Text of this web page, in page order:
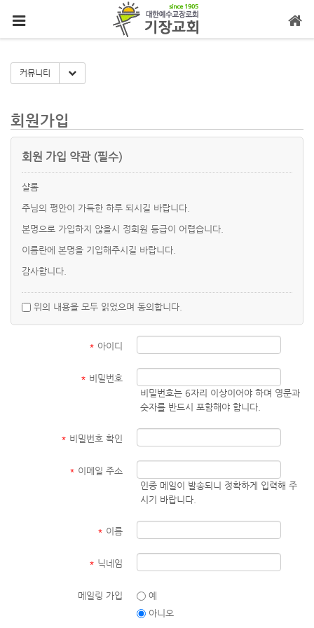
커뮤니티 Toggle Dropdown
회원가입
회원 가입 약관 (필수)
샬롬
주님의 평안이 가득한 하루 되시길 바랍니다.
본명으로 가입하지 않을시 정회원 등급이 어렵습니다.
이름란에 본명을 기입해주시길 바랍니다.
감사합니다.
위의 내용을 모두 읽었으며 동의합니다.
* 아이디
* 비밀번호
비밀번호는 6자리 이상이어야 하며 영문과
숫자를 반드시 포함해야 합니다.
* 비밀번호 확인
* 이메일 주소
인증 메일이 발송되니 정확하게 입력해 주
시기 바랍니다.
* 이름
* 닉네임
메일링 가입
예
아니오